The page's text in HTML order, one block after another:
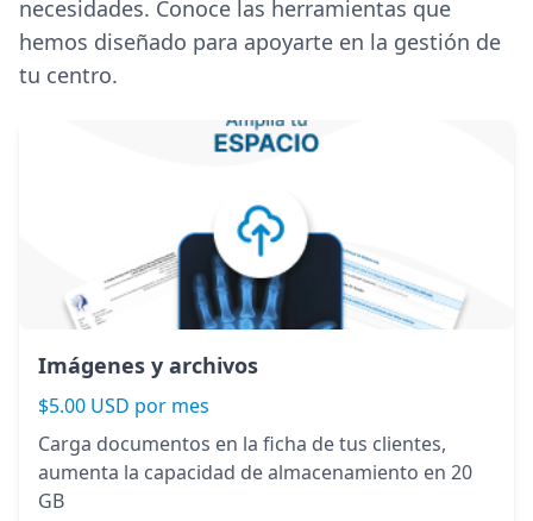
necesidades. Conoce las herramientas que
hemos diseñado para apoyarte en la gestión de
tu centro.
Imágenes y archivos
$5.00 USD por mes
Carga documentos en la ficha de tus clientes,
aumenta la capacidad de almacenamiento en 20
GB